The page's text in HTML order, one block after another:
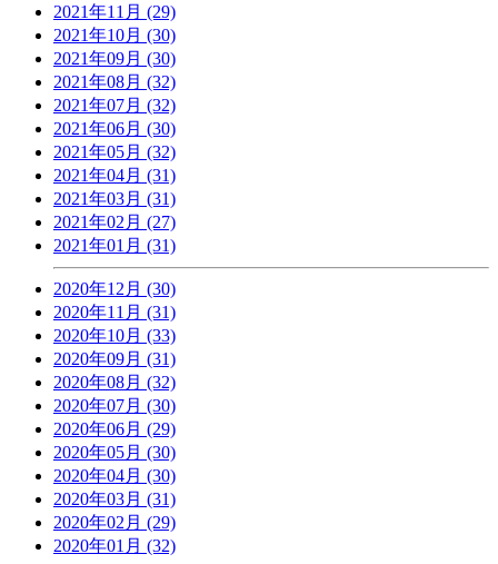
2021年11月 (29)
2021年10月 (30)
2021年09月 (30)
2021年08月 (32)
2021年07月 (32)
2021年06月 (30)
2021年05月 (32)
2021年04月 (31)
2021年03月 (31)
2021年02月 (27)
2021年01月 (31)
2020年12月 (30)
2020年11月 (31)
2020年10月 (33)
2020年09月 (31)
2020年08月 (32)
2020年07月 (30)
2020年06月 (29)
2020年05月 (30)
2020年04月 (30)
2020年03月 (31)
2020年02月 (29)
2020年01月 (32)